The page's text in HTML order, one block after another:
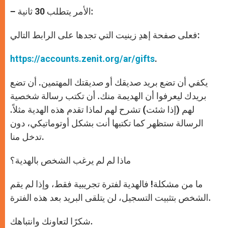
– الأمر يتطلب 30 ثانية:
فعلى صفحة إهدِ زينيت التي تجدها على الرابط التالي:
https://accounts.zenit.org/ar/gifts.
يكفي أن تضع بريد صديقك أو صديقتك المهتمين. أن تضع
بريدك ليعرفوا أن الهديمة منك. أن تكتب رسالة شخصية
لهم (إذا شئت) تشرح لهم لماذا تقدم هذه الهدية مثلاً.
الرسالة ستظهر كما تكتبها أنت بشكل أوتوماتيكي، دون
تدخل منا.
ماذا لم لم يرغب الشخص بالهدية؟
ما من مشكلة! فالهدية لفترة تجريبية فقط، وإذا لم يقم
الشخص بتثبيت التسجيل، لن يتلقى البريد بعد هذه الفترة.
شكرًا لتعاونك وانتباهك.